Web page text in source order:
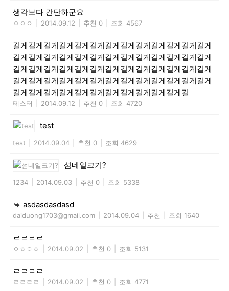
생각보다 간단하군요
ㅇㅇㅇ 2014.09.12 추천 0 조회 4567
길게길게길게길게길게길게길게길게길게길게길게길게길게
길게길게길게길게길게길게길게길게길게길게길게길게길게
길게길게길게길게길게길게길게길게길게길게길게길게길게
길게길게길게길게길게길게길게길게길게길게길게길게길게
길게길게길게길게길게길게길게길게길게길게길게길
테스터 2014.09.12 추천 0 조회 4720
test
test 2014.09.04 추천 0 조회 4629
섬네일크기?
1234 2014.09.03 추천 0 조회 5338
asdasdasdasd
daiduong1703@gmail.com 2014.09.04 추천 조회 1640
ㄹㄹㄹㄹ
ㅇㅎㅇㅎ 2014.09.02 추천 0 조회 5131
ㄹㄹㄹㄹ
ㄹㄹㄹㄹ 2014.09.02 추천 0 조회 4771